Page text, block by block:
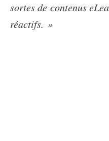
sortes de contenus
réactifs. »